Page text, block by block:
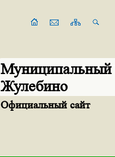
Муниципальный
Жулебино
Официальный сайт